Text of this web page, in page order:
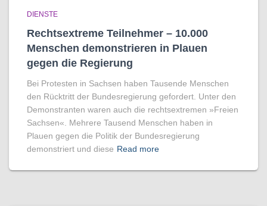
DIENSTE
Rechtsextreme Teilnehmer – 10.000
Menschen demonstrieren in Plauen
gegen die Regierung
Bei Protesten in Sachsen haben Tausende Menschen
den Rücktritt der Bundesregierung gefordert. Unter den
Demonstranten waren auch die rechtsextremen »Freien
Sachsen«. Mehrere Tausend Menschen haben in
Plauen gegen die Politik der Bundesregierung
demonstriert und diese Read more